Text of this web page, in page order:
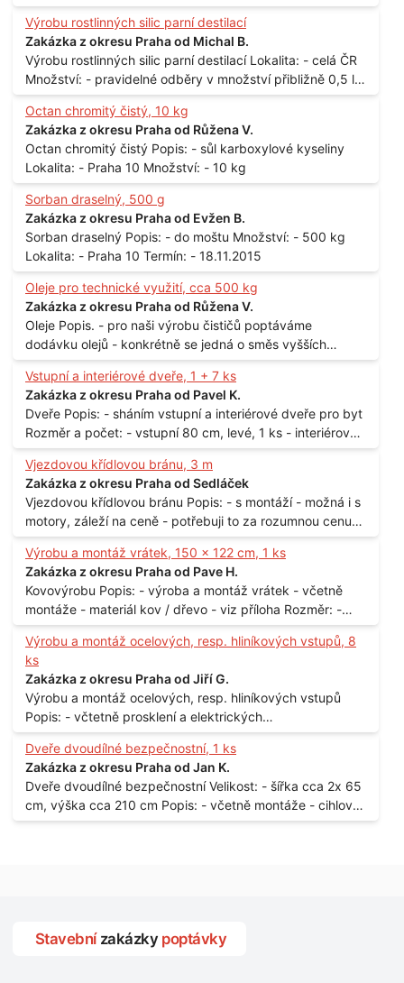
měsíčně
Výrobu rostlinných silic parní destilací
Zakázka z okresu Praha od Michal B.
Výrobu rostlinných silic parní destilací Lokalita: - celá ČR
Množství: - pravidelné odběry v množství přibližně 0,5 l
až 1 l
Octan chromitý čistý, 10 kg
Zakázka z okresu Praha od Růžena V.
Octan chromitý čistý Popis: - sůl karboxylové kyseliny
Lokalita: - Praha 10 Množství: - 10 kg
Sorban draselný, 500 g
Zakázka z okresu Praha od Evžen B.
Sorban draselný Popis: - do moštu Množství: - 500 kg
Lokalita: - Praha 10 Termín: - 18.11.2015
Oleje pro technické využití, cca 500 kg
Zakázka z okresu Praha od Růžena V.
Oleje Popis. - pro naši výrobu čističů poptáváme
dodávku olejů - konkrétně se jedná o směs vyšších
mastných kyselin s převahou olejové kyseliny - účelem je
technické využití - hustota při 20°C - cca 870 kg / m3
Balení: - po 190 kg v sudu Množství: - cca 500 kg - roční
spotřeba Lokalita: - Praha
Vstupní a interiérové dveře, 1 + 7 ks
Zakázka z okresu Praha od Pavel K.
Dveře Popis: - sháním vstupní a interiérové dveře pro byt
Rozměr a počet: - vstupní 80 cm, levé, 1 ks - interiérové
80 cm, levé, 2 ks - 80 cm, pravé, 3 ks - 60 cm, levé, 2 ks
Lokalita: - Praha 10
Vjezdovou křídlovou bránu, 3 m
Zakázka z okresu Praha od Sedláček
Vjezdovou křídlovou bránu Popis: - s montáží - možná i s
motory, záleží na ceně - potřebuji to za rozumnou cenu
Materiál: - ocel Množství: - 1 ks Velikost: - 3 m Lokalita: -
Praha
Výrobu a montáž vrátek, 150 x 122 cm, 1 ks
Zakázka z okresu Praha od Pave H.
Kovovýrobu Popis: - výroba a montáž vrátek - včetně
montáže - materiál kov / dřevo - viz příloha Rozměr: -
150 x 122 cm Lokalita: - Senohraby Nabídky na e-mail.
Výrobu a montáž ocelových, resp. hliníkových vstupů, 8
ks
Zakázka z okresu Praha od Jiří G.
Výrobu a montáž ocelových, resp. hliníkových vstupů
Popis: - včtetně prosklení a elektrických
samozamýkacích zámků pro panelový dům - jedná se o
vchodové dveře umístěné v zarámovaném a proskleném
portálu - předmětem dodávky bude i demontáž
stávajících a už nevyhovujících prosklených,
umělohmotných vstupů Množství: - 8 ks Lokalita: - 7, 9,
Dveře dvoudílné bezpečnostní, 1 ks
Zakázka z okresu Praha od Jan K.
Dveře dvoudílné bezpečnostní Velikost: - šířka cca 2x 65
cm, výška cca 210 cm Popis: - včetně montáže - cihlový
dům, 2. patro - vchod z chodby - rozměry bez zárubní
Stavební zakázky poptávky